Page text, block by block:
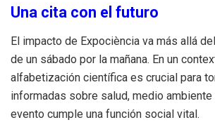
Una cita con el futuro
El impacto de Expociència va más allá
de un sábado por la mañana. En un
alfabetización científica es crucial para
informadas sobre salud, medio
evento cumple una función social vital.